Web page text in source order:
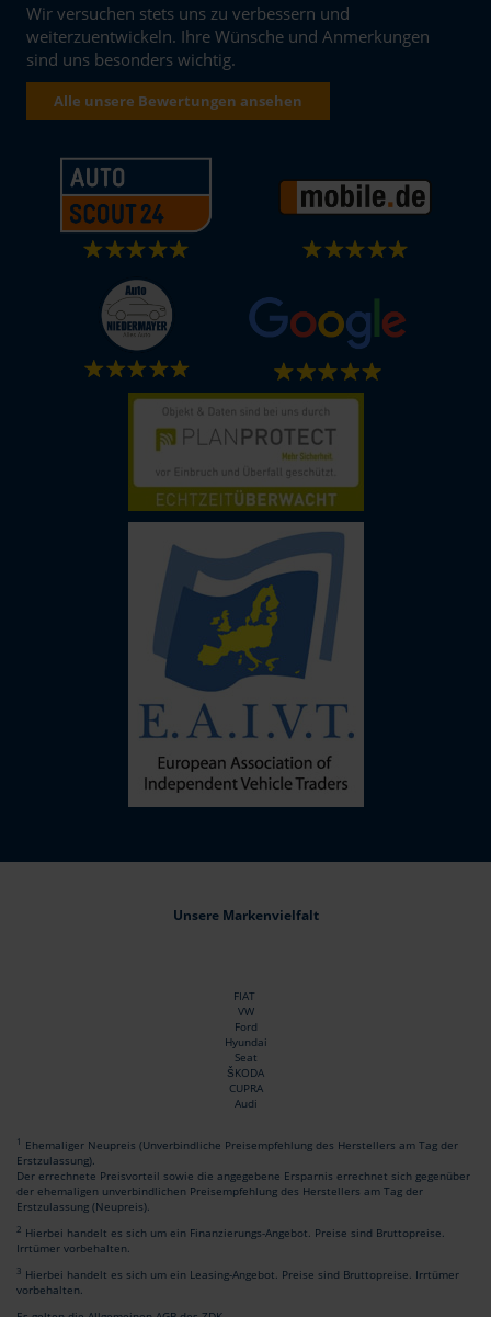
Wir versuchen stets uns zu verbessern und
weiterzuentwickeln. Ihre Wünsche und Anmerkungen
sind uns besonders wichtig.
Alle unsere Bewertungen ansehen
Unsere Markenvielfalt
FIAT
VW
Ford
Hyundai
Seat
ŠKODA
CUPRA
Audi
1 Ehemaliger Neupreis (Unverbindliche Preisempfehlung des Herstellers am Tag der
Erstzulassung).
Der errechnete Preisvorteil sowie die angegebene Ersparnis errechnet sich gegenüber
der ehemaligen unverbindlichen Preisempfehlung des Herstellers am Tag der
Erstzulassung (Neupreis).
2 Hierbei handelt es sich um ein Finanzierungs-Angebot. Preise sind Bruttopreise.
Irrtümer vorbehalten.
3 Hierbei handelt es sich um ein Leasing-Angebot. Preise sind Bruttopreise. Irrtümer
vorbehalten.